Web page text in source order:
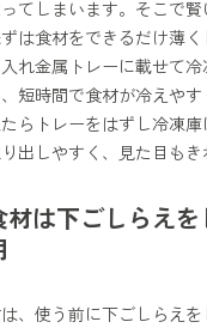
てしまいます。そこで
は食材をできるだけ薄
れ金属トレーに載せて冷
短時間で食材が冷えやす
らトレーをはずし冷凍
出しやすく、見た目もき
は下ごしらえ
、使う前に下ごしらえ